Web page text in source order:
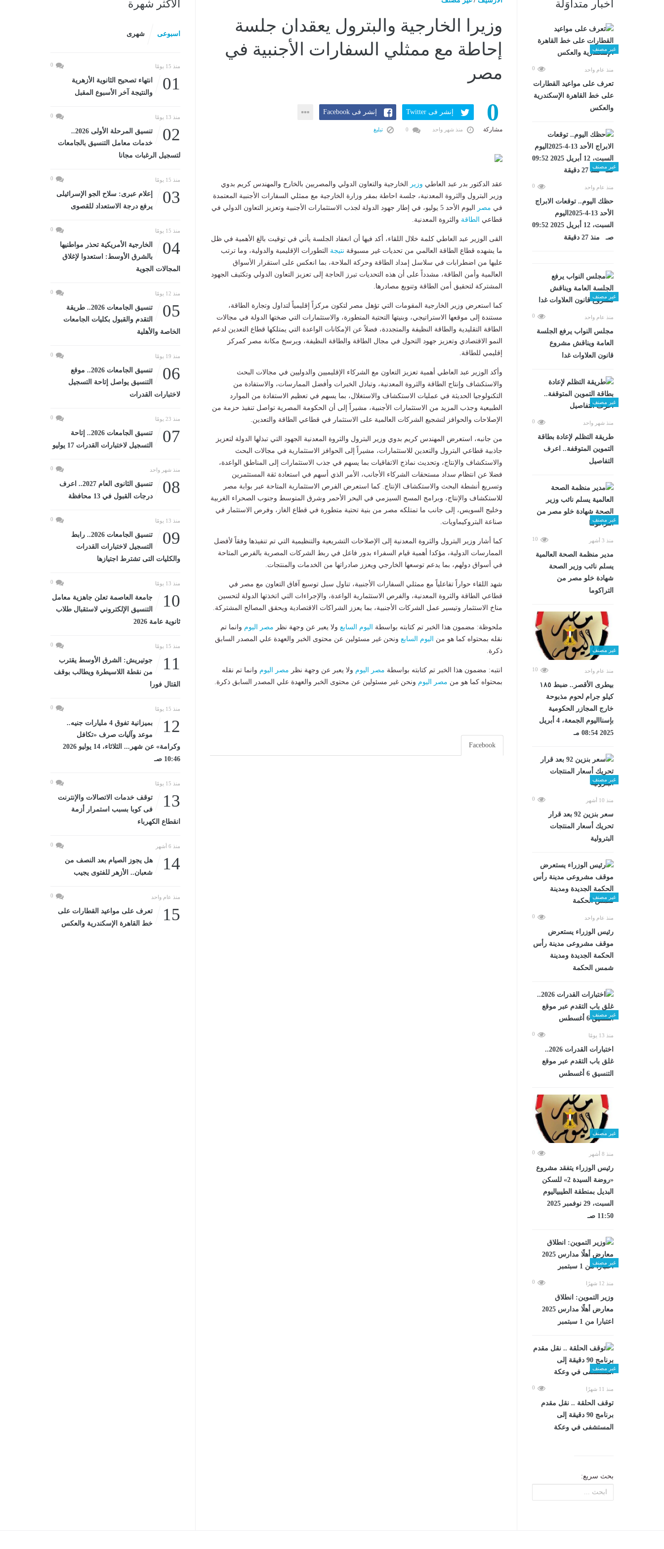
أخبار متداوَلة
غير مصنف
منذ عام واحد 0
تعرف على مواعيد القطارات
على خط القاهرة الإسكندرية
والعكس
غير مصنف
منذ عام واحد 0
حظك اليوم.. توقعات الابراج
الأحد 13-4-2025اليوم
السبت، 12 أبريل 2025 09:52
صـ منذ 27 دقيقة
غير مصنف
منذ عام واحد 0
مجلس النواب يرفع الجلسة
العامة ويناقش مشروع
قانون العلاوات غدا
غير مصنف
منذ شهر واحد 0
طريقة التظلم لإعادة بطاقة
التموين المتوقفة.. اعرف
التفاصيل
غير مصنف
منذ 3 أشهر 10
مدير منظمة الصحة العالمية
يسلم نائب وزير الصحة
شهادة خلو مصر من
التراكوما
غير مصنف
منذ عام واحد 10
بيطرى الأقصر.. ضبط ١٨٥
كيلو جرام لحوم مذبوحة
خارج المجازر الحكومية
بإسنااليوم الجمعة، 4 أبريل
2025 08:54 مـ
غير مصنف
منذ 10 أشهر 0
سعر بنزين 92 بعد قرار
تحريك أسعار المنتجات
البترولية
غير مصنف
منذ عام واحد 0
رئيس الوزراء يستعرض
موقف مشروعى مدينة رأس
الحكمة الجديدة ومدينة
شمس الحكمة
غير مصنف
منذ 13 يومًا 0
اختبارات القدرات 2026..
غلق باب التقدم عبر موقع
التنسيق 6 أغسطس
غير مصنف
منذ 8 أشهر 0
رئيس الوزراء يتفقد مشروع
«روضة السيدة 2» للسكن
البديل بمنطقة الطيبياليوم
السبت، 29 نوفمبر 2025
11:50 صـ
غير مصنف
منذ 12 شهرًا 0
وزير التموين: انطلاق
معارض أهلًا مدارس 2025
اعتبارا من 1 سبتمبر
غير مصنف
منذ 11 شهرًا 0
توقف الحلقة .. نقل مقدم
برنامج 90 دقيقة إلى
المستشفى في وعكة
بحث سريع:
وزيرا الخارجية والبترول يعقدان جلسة
إحاطة مع ممثلي السفارات الأجنبية في
مصر
0
مشاركة
إنشر فى Twitter إنشر فى Facebook
منذ شهر واحد تبليغ
عقد الدكتور بدر عبد العاطي وزير
الخارجية والتعاون الدولي والمصريين بالخارج والمهندس كريم بدوي
وزير البترول والثروة المعدنية، جلسة احاطة بمقر وزارة الخارجية مع ممثلي السفارات الأجنبية المعتمدة
في مصر
اليوم الأحد 5 يوليو، في إطار جهود الدولة لجذب الاستثمارات الأجنبية وتعزيز التعاون الدولي في
قطاعي
الطاقة والثروة المعدنية.
القى الوزير عبد العاطي كلمة خلال اللقاء، أكد فيها أن انعقاد الجلسة يأتي في توقيت بالغ الأهمية في ظل
ما يشهده قطاع الطاقة العالمي من تحديات غير مسبوقة نتيجة التطورات الإقليمية والدولية، وما ترتب
عليها من اضطرابات في سلاسل إمداد الطاقة وحركة الملاحة، بما انعكس على استقرار الأسواق
العالمية وأمن الطاقة، مشدداً على أن هذه التحديات تبرز الحاجة إلى تعزيز التعاون الدولي وتكثيف الجهود
المشتركة لتحقيق أمن الطاقة وتنويع مصادرها.
كما استعرض وزير الخارجية المقومات التي تؤهل مصر لتكون مركزاً إقليمياً لتداول وتجارة الطاقة،
مستندة إلى موقعها الاستراتيجي، وبنيتها التحتية المتطورة، والاستثمارات التي ضختها الدولة في مجالات
الطاقة التقليدية والطاقة النظيفة والمتجددة، فضلاً عن الإمكانات الواعدة التي يمتلكها قطاع التعدين لدعم
النمو الاقتصادي وتعزيز جهود التحول في مجال الطاقة والطاقة النظيفة، ويرسخ مكانة مصر كمركز
إقليمي للطاقة.
وأكد الوزير عبد العاطي أهمية تعزيز التعاون مع الشركاء الإقليميين والدوليين في مجالات البحث
والاستكشاف وإنتاج الطاقة والثروة المعدنية، وتبادل الخبرات وأفضل الممارسات، والاستفادة من
التكنولوجيا الحديثة في عمليات الاستكشاف والاستغلال، بما يسهم في تعظيم الاستفادة من الموارد
الطبيعية وجذب المزيد من الاستثمارات الأجنبية، مشيراً إلى أن الحكومة المصرية تواصل تنفيذ حزمة من
الإصلاحات والحوافز لتشجيع الشركات العالمية على الاستثمار في قطاعي الطاقة والتعدين.
من جانبه، استعرض المهندس كريم بدوي وزير البترول والثروة المعدنية الجهود التي تبذلها الدولة لتعزيز
جاذبية قطاعي البترول والتعدين للاستثمارات، مشيراً إلى الحوافز الاستثمارية في مجالات البحث
والاستكشاف والإنتاج، وتحديث نماذج الاتفاقيات بما يسهم في جذب الاستثمارات إلى المناطق الواعدة،
فضلا عن انتظام سداد مستحقات الشركاء الأجانب، الأمر الذي أسهم في استعادة ثقة المستثمرين
وتسريع أنشطة البحث والاستكشاف الإنتاج. كما استعرض الفرص الاستثمارية المتاحة عبر بوابة مصر
للاستكشاف والإنتاج، وبرامج المسح السيزمي في البحر الأحمر وشرق المتوسط وجنوب الصحراء الغربية
وخليج السويس، إلى جانب ما تمتلكه مصر من بنية تحتية متطورة في قطاع الغاز، وفرص الاستثمار في
صناعة البتروكيماويات.
كما أشار وزير البترول والثروة المعدنية إلى الإصلاحات التشريعية والتنظيمية التي تم تنفيذها وفقاً لأفضل
الممارسات الدولية، مؤكدا أهمية قيام السفراء بدور فاعل في ربط الشركات المصرية بالفرص المتاحة
في أسواق دولهم، بما يدعم توسعها الخارجي ويعزز صادراتها من الخدمات والمنتجات.
شهد اللقاء حواراً تفاعلياً مع ممثلي السفارات الأجنبية، تناول سبل توسيع آفاق التعاون مع مصر في
قطاعي الطاقة والثروة المعدنية، والفرص الاستثمارية الواعدة، والإجراءات التي اتخذتها الدولة لتحسين
مناخ الاستثمار وتيسير عمل الشركات الأجنبية، بما يعزز الشراكات الاقتصادية ويحقق المصالح المشتركة.
ملحوظة: مضمون هذا الخبر تم كتابته بواسطة اليوم السابع ولا يعبر عن وجهة نظر مصر اليوم وانما تم
نقله بمحتواه كما هو من
اليوم السابع ونحن غير مسئولين عن محتوى الخبر والعهدة علي المصدر السابق
ذكرة.
انتبه: مضمون هذا الخبر تم كتابته بواسطة مصر اليوم ولا يعبر عن وجهة نظر مصر اليوم وانما تم نقله
بمحتواه كما هو من مصر اليوم ونحن غير مسئولين عن محتوى الخبر والعهدة علي المصدر السابق ذكرة.
Facebook
الأكثر شهرة
اسبوعى شهرى
منذ 15 يومًا 0
01
انتهاء تصحيح الثانوية الأزهرية
والنتيجة آخر الأسبوع المقبل
منذ 13 يومًا 0
02
تنسيق المرحلة الأولى 2026..
خدمات معامل التنسيق بالجامعات
لتسجيل الرغبات مجانا
منذ 15 يومًا 0
03
إعلام عبرى: سلاح الجو الإسرائيلى
يرفع درجة الاستعداد للقصوى
منذ 15 يومًا 0
04
الخارجية الأمريكية تحذر مواطنيها
بالشرق الأوسط: استعدوا لإغلاق
المجالات الجوية
منذ 12 يومًا 0
05
تنسيق الجامعات 2026.. طريقة
التقدم والقبول بكليات الجامعات
الخاصة والأهلية
منذ 19 يومًا 0
06
تنسيق الجامعات 2026.. موقع
التنسيق يواصل إتاحة التسجيل
لاختبارات القدرات
منذ 23 يومًا 0
07
تنسيق الجامعات 2026.. إتاحة
التسجيل لاختبارات القدرات 17 يوليو
منذ شهر واحد 0
08
تنسيق الثانوى العام 2027.. اعرف
درجات القبول في 13 محافظة
منذ 13 يومًا 0
09
تنسيق الجامعات 2026.. رابط
التسجيل لاختبارات القدرات
والكليات التى تشترط اجتيازها
منذ 13 يومًا 0
10
جامعة العاصمة تعلن جاهزية معامل
التنسيق الإلكتروني لاستقبال طلاب
ثانوية عامة 2026
منذ 15 يومًا 0
11
جوتيريش: الشرق الأوسط يقترب
من نقطة اللاسيطرة ويطالب بوقف
القتال فورا
منذ 15 يومًا 0
12
بميزانية تفوق 4 مليارات جنيه..
موعد وآليات صرف «تكافل
وكرامة» عن شهر... الثلاثاء، 14 يوليو 2026
10:46 صـ
منذ 15 يومًا 0
13
توقف خدمات الاتصالات والإنترنت
فى كوبا بسبب استمرار أزمة
انقطاع الكهرباء
منذ 6 أشهر 0
14
هل يجوز الصيام بعد النصف من
شعبان.. الأزهر للفتوى يجيب
منذ عام واحد 0
15
تعرف على مواعيد القطارات على
خط القاهرة الإسكندرية والعكس